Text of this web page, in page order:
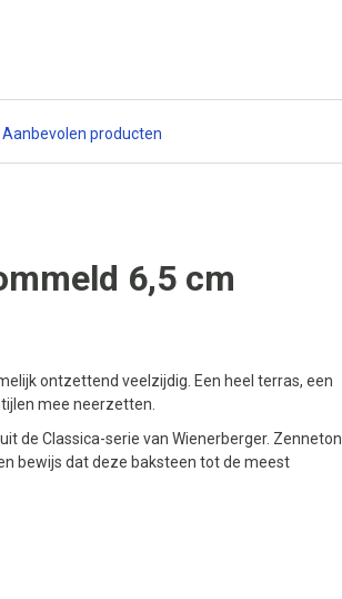
Aanbevolen producten
6,5 cm
ontzettend veelzijdig. Een heel terras, een
mee neerzetten.
de Classica-serie van Wienerberger. Zenneton
bewijs dat deze baksteen tot de meest